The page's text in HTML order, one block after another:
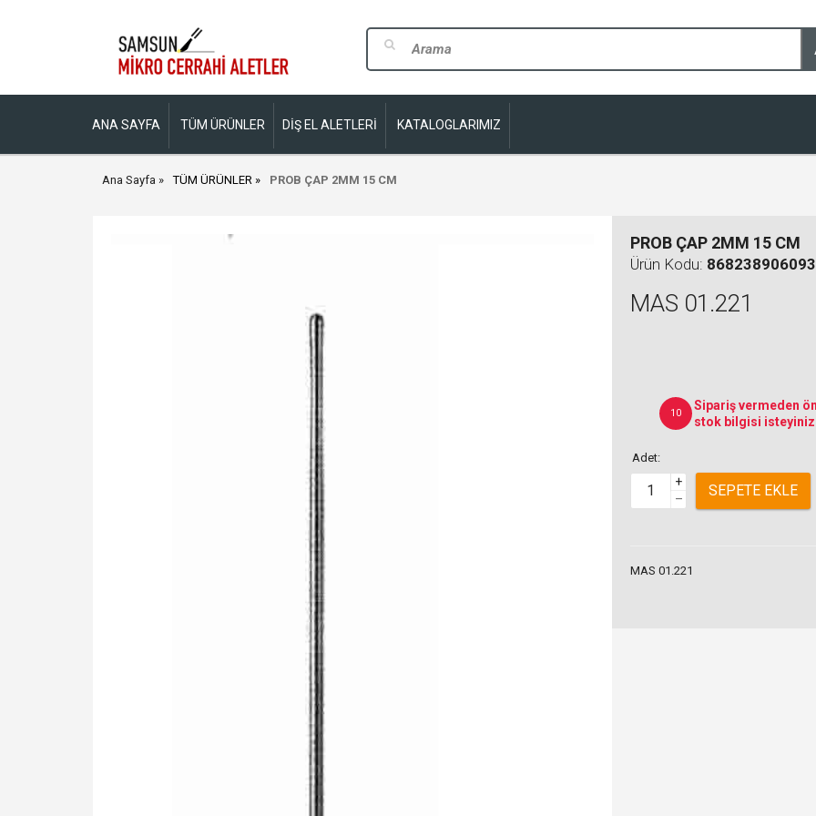
ANA SAYFA TÜM ÜRÜNLER DİŞ EL ALETLERİ KATALOGLARIMIZ
Ana Sayfa TÜM ÜRÜNLER PROB ÇAP 2MM 15 CM
PROB ÇAP 2MM 15 CM
Ürün Kodu:
MAS 01.221
10
Sipariş vermeden
stok bilgisi
Adet:
+
–
SEPETE EKLE
MAS 01.221